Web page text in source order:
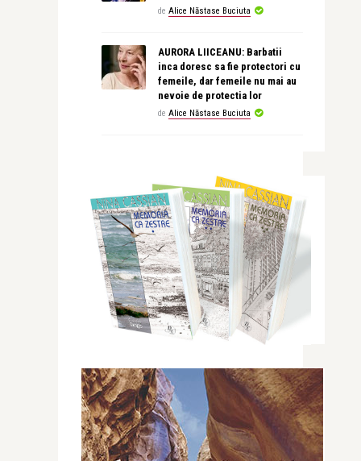
de Alice Năstase Buciuta
AURORA LIICEANU: Barbatii
inca doresc sa fie protectori cu
femeile, dar femeile nu mai au
nevoie de protectia lor
de Alice Năstase Buciuta